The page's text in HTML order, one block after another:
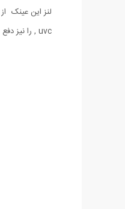
, uvc را نیز دفع میکند و باعث میشود تصاویر را با رنگ شفاف ببینید. طراحی این مدل به صورتی بوده که با تمامی چهره ها متناسب باشد. حتما این مدل بی نظیر و استثنایی را تهیه کنید ...